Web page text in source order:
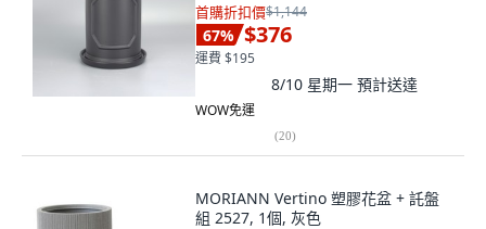
首購折扣價$1,144
67% $376
運費 $195
8/10 星期一 預計送達
WOW免運
(20)
MORIANN Vertino 塑膠花盆 + 託盤
組 2527, 1個, 灰色